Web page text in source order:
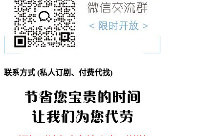
联系方式 (私人订剧、付费代找)